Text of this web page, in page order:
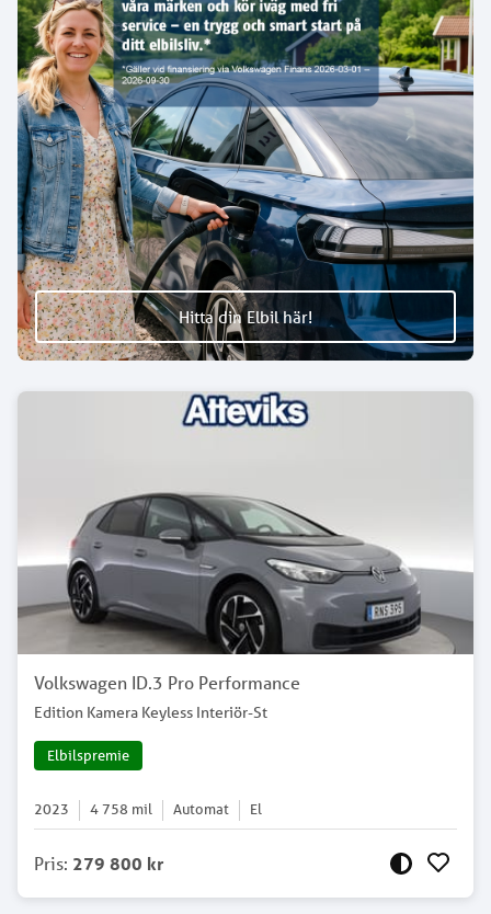
Hitta din Elbil här!
Volkswagen ID.3 Pro Performance
Edition Kamera Keyless Interiör-St
Elbilspremie
2023 4 758 mil Automat El
Pris: 279 800 kr